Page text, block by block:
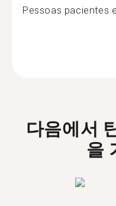
Pessoas pacientes
다음에서
을